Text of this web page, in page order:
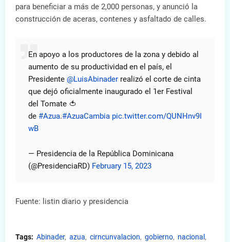
para beneficiar a más de 2,000 personas, y anunció la
construcción de aceras, contenes y asfaltado de calles.
En apoyo a los productores de la zona y debido al
aumento de su productividad en el país, el
Presidente @LuisAbinader realizó el corte de cinta
que dejó oficialmente inaugurado el 1er Festival
del Tomate 🍅
de #Azua.#AzuaCambia pic.twitter.com/QUNHnv9I
wB
— Presidencia de la República Dominicana
(@PresidenciaRD) February 15, 2023
Fuente: listin diario y presidencia
Tags: Abinader azua cirncunvalacion gobierno
nacional